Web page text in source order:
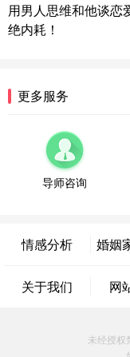
属
上
案
方
用男人思维和他谈恋
绝内耗！
更多服务
导师咨询
情感分析 婚姻
关于我们 网
未经授权